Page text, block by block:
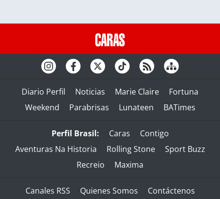
Diario Perfil Noticias Marie Claire
Fortuna
Weekend
Parabrisas Lunateen BATimes
Perfil Brasil: Caras
Contigo
Aventuras Na Historia
Rolling Stone
Sport Buzz
Recreio
Maxima
Canales RSS Quienes Somos Contáctenos